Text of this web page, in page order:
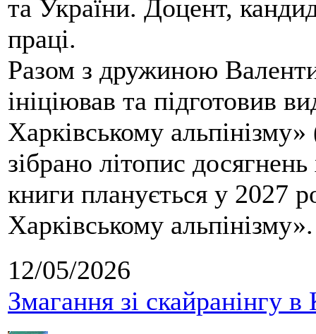
та України. Доцент,
праці.
Разом з дружиною
ініціював та підготовив
Харківському
зібрано літопис
книги планується у 2027
Харківському альпінізму».
12/05/2026
Змагання зі скайранінгу в